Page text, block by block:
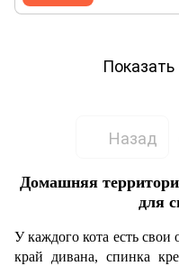
Назад
Домашняя
для
У каждого кота есть
край дивана, спинка